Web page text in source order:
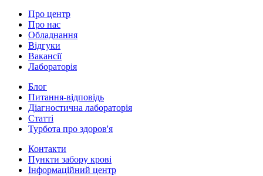
Про центр
Про нас
Обладнання
Відгуки
Вакансії
Лабораторія
Блог
Питання-відповідь
Діагностична лабораторія
Статті
Турбота про здоров'я
Контакти
Пункти забору крові
Інформаційний центр